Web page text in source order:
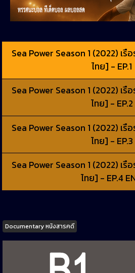
Sea Power Season 1 (2022) เรื
ไทย] - EP.1
Sea Power Season 1 (2022) เรื
ไทย] - EP.2
Sea Power Season 1 (2022) เรื
ไทย] - EP.3
Sea Power Season 1 (2022) เรื
ไทย] - EP.4
Tags
Documentary หนังสารคดี